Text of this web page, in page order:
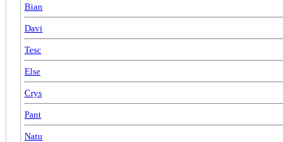
Bian
Davi
Tesc
Else
Crys
Pant
Natu